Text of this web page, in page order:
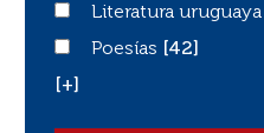
Literatura uruguaya
Literatura uruguaya
PoesíasPoesías
[42]
[+]